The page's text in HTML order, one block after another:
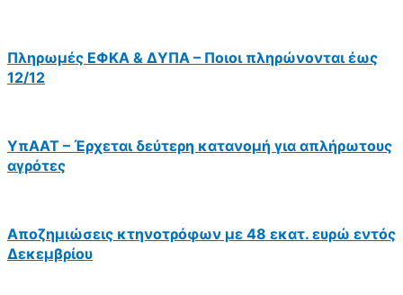
Πληρωμές ΕΦΚΑ & ΔΥΠΑ – Ποιοι πληρώνονται έως
12/12
ΥπΑΑΤ – Έρχεται δεύτερη κατανομή για απλήρωτους
αγρότες
Αποζημιώσεις κτηνοτρόφων με 48 εκατ. ευρώ εντός
Δεκεμβρίου